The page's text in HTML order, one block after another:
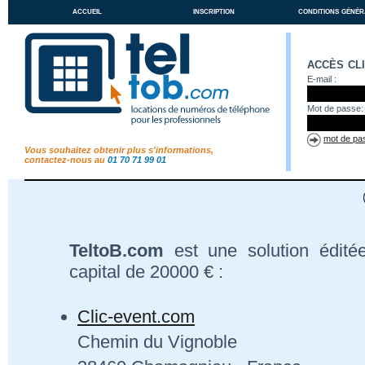
accueil inscription conditions
Vous souhaitez obtenir plus s'informations,
contactez-nous au 01 70 71 99 01
accès
E-mail :
Mot de passe:
mot de
TeltoB.com est une solution
capital de 20000 € :
Clic-event.com
Chemin du Vignoble